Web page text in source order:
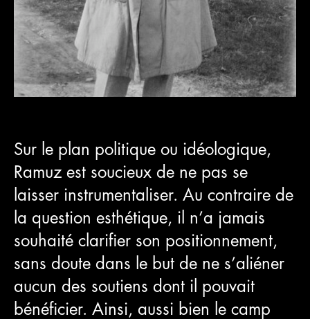
Sur le plan politique ou idéologique,
Ramuz est soucieux de ne pas se
laisser instrumentaliser. Au contraire de
la question esthétique, il n’a jamais
souhaité clarifier son positionnement,
sans doute dans le but de ne s’aliéner
aucun des soutiens dont il pouvait
bénéficier. Ainsi, aussi bien le camp